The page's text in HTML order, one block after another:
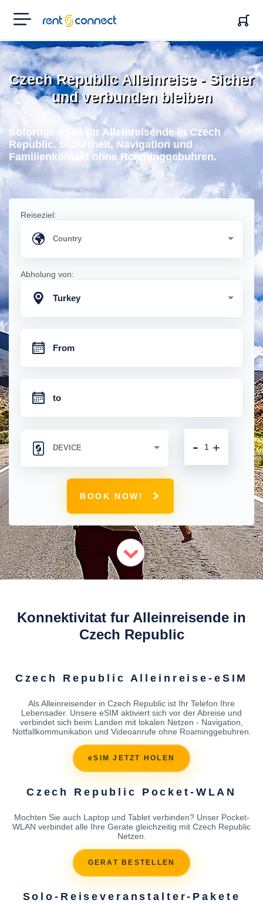
RENT'N
CONNECT
Czech Republic Alleinreise - Sicher
und verbunden bleiben
Sofortige eSIM fur Alleinreisende in Czech
Republic. Sicherheit, Navigation und
Familienkontakt ohne Roaminggebuhren.
Reiseziel:
Abholung von:
Turkey
+
-
BOOK NOW!
Konnektivitat fur Alleinreisende in
Czech Republic
Czech Republic Alleinreise-eSIM
Als Alleinreisender in Czech Republic ist Ihr Telefon Ihre
Lebensader. Unsere eSIM aktiviert sich vor der Abreise und
verbindet sich beim Landen mit lokalen Netzen - Navigation,
Notfallkommunikation und Videoanrufe ohne Roaminggebuhren.
eSIM JETZT HOLEN
Czech Republic Pocket-WLAN
Mochten Sie auch Laptop und Tablet verbinden? Unser Pocket-
WLAN verbindet alle Ihre Gerate gleichzeitig mit Czech Republic
Netzen.
GERAT BESTELLEN
Solo-Reiseveranstalter-Pakete